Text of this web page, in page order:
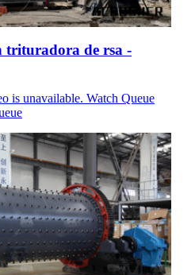
trituradora de rsa -
is unavailable. Watch Queue